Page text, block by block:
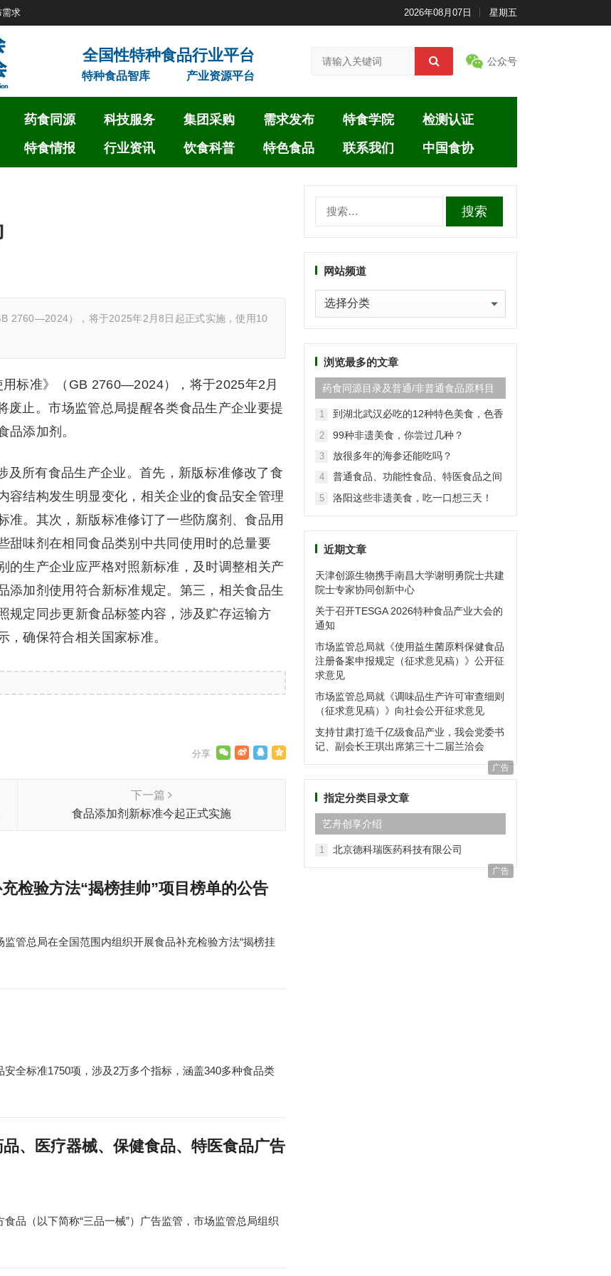
需求 2026年08月07日 星期五
特种食品智库 产业资源平台
公众号
药食同源 科技服务 集团采购 需求发布 特食学院
检测认证
特食情报 行业资讯 饮食科普 特色食品 联系我们 中国食协
2760—2024），将于2025年2月8日起正式实施，使用10
标准》（GB 2760—2024），将于2025年2月
止。市场监管总局提醒各类食品生产企业要提
品添加剂。
及所有食品生产企业。首先，新版标准修改了食
容结构发生明显变化，相关企业的食品安全管理
准。其次，新版标准修订了一些防腐剂、食品用
甜味剂在相同食品类别中共同使用时的总量要
的生产企业应严格对照新标准，及时调整相关产
添加剂使用符合新标准规定。第三，相关食品生
规定同步更新食品标签内容，涉及贮存运输方
确保符合相关国家标准。
下一篇
食品添加剂新标准今起正式实施
检验方法“揭榜挂帅”项目榜单的公告
管总局在全国范围内组织开展食品补充检验方法“揭榜挂
全标准1750项，涉及2万多个指标，涵盖340多种食品类
、医疗器械、保健食品、特医食品广告
品（以下简称“三品一械”）广告监管，市场监管总局组织
网站频道
网
站
道浏览最多的文章
药食同源目录及普通/非普通食品原料目
录(2024最新版)
1
到湖北武汉必吃的12种特色美食，色香
2 99种非遗美食，你尝过几种？
3 放很多年的海参还能吃吗？
4
普通食品、功能性食品、特医食品之间
5 洛阳这些非遗美食，吃一口想三天！
近期文章
天津创源生物携手南昌大学谢明勇院士共建
院士专家协同创新中心
关于召开TESGA 2026特种食品产业大会的
通知
市场监管总局就《使用益生菌原料保健食品
注册备案申报规定（征求意见稿）》公开征
求意见
市场监管总局就《调味品生产许可审查细则
（征求意见稿）》向社会公开征求意见
支持甘肃打造千亿级食品产业，我会党委书
记、副会长王琪出席第三十二届兰洽会
广告
指定分类目录文章
艺⾈创享介绍
1 北京德科瑞医药科技有限公司
广告